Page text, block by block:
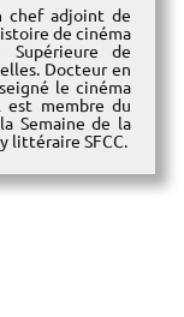
chef adjoint de
de cinéma
de
Docteur en
le cinéma
est membre du
Semaine de la
littéraire SFCC.